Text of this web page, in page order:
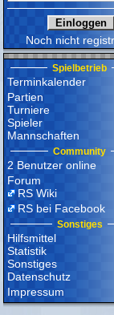
Noch nicht
Spielbetrieb
Terminkalender
Partien
Turniere
Spieler
Mannschaften
Community
2 Benutzer online
Forum
RS Wiki
RS bei Facebook
Sonstiges
Hilfsmittel
Statistik
Sonstiges
Datenschutz
Impressum